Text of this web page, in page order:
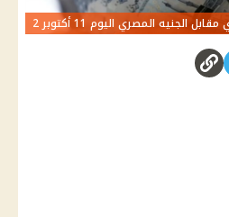
المصري اليوم 11 أكتوبر 2